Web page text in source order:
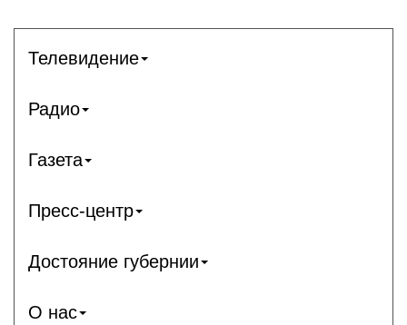
Телевидение
Радио
Газета
Пресс-центр
Достояние губернии
О нас